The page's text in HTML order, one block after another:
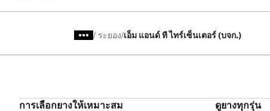
/ ระยอง เอ็ม แอนด์ ที ไทร์เซ็นเตอร์ (บจก.)
การเลือกยางให้เหมาะสม ดูยางทุกรุ่น